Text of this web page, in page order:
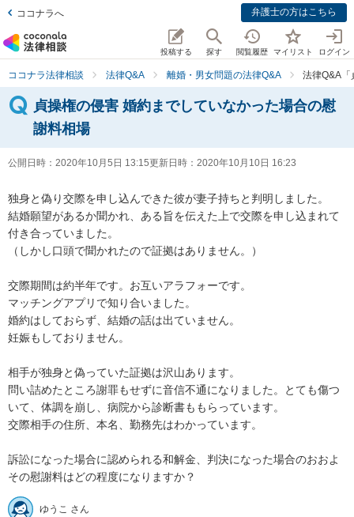
ココナラへ 弁護士の方はこちら
投稿する 探す 閲覧履歴 マイリスト ログイン
ココナラ法律相談 法律Q&A 離婚・男女問題の法律Q&A 法律Q&A「
貞操権の侵害 婚約までしていなかった場合の慰
謝料相場
公開日時： 2020年10月5日 13:15更新日時： 2020年10月10日 16:23
独身と偽り交際を申し込んできた彼が妻子持ちと判明しました。
結婚願望があるか聞かれ、ある旨を伝えた上で交際を申し込まれて
付き合っていました。
（しかし口頭で聞かれたので証拠はありません。）
交際期間は約半年です。お互いアラフォーです。
マッチングアプリで知り合いました。
婚約はしておらず、結婚の話は出ていません。
妊娠もしておりません。
相手が独身と偽っていた証拠は沢山あります。
問い詰めたところ謝罪もせずに音信不通になりました。とても傷つ
いて、体調を崩し、病院から診断書ももらっています。
交際相手の住所、本名、勤務先はわかっています。
訴訟になった場合に認められる和解金、判決になった場合のおおよ
ゆうこ さん